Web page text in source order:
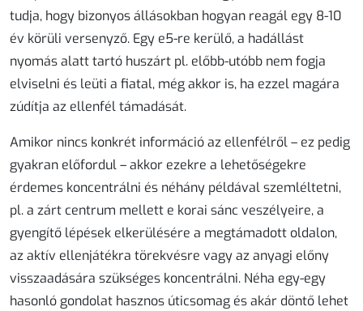
tudja, hogy bizonyos állásokban hogyan reagál egy 8-10
év körüli versenyző. Egy e5-re kerülő, a hadállást
nyomás alatt tartó huszárt pl. előbb-utóbb nem fogja
elviselni és leüti a fiatal, még akkor is, ha ezzel magára
zúdítja az ellenfél támadását.
Amikor nincs konkrét információ az ellenfélről – ez pedig
gyakran előfordul – akkor ezekre a lehetőségekre
érdemes koncentrálni és néhány példával szemléltetni,
pl. a zárt centrum mellett e korai sánc veszélyeire, a
gyengítő lépések elkerülésére a megtámadott oldalon,
az aktív ellenjátékra törekvésre vagy az anyagi előny
visszaadására szükséges koncentrálni. Néha egy-egy
hasonló gondolat hasznos úticsomag és akár döntő lehet